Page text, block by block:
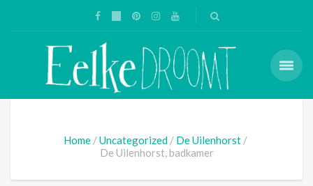
Home Uncategorized
De Uilenhorst
De Uilenhorst, badkamer